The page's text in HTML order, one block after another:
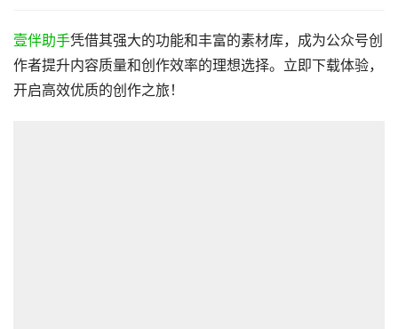
壹伴助手凭借其强大的功能和丰富的素材库，成为公众号创
作者提升内容质量和创作效率的理想选择。立即下载体验，
开启高效优质的创作之旅！